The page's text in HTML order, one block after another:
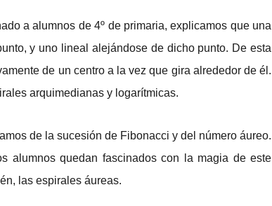
a alumnos de 4º de primaria, explicamos que una
y uno lineal alejándose de dicho punto. De esta
de un centro a la vez que gira alrededor de él.
arquimedianas y logarítmicas.
de la sucesión de Fibonacci y del número áureo.
alumnos quedan fascinados con la magia de este
las espirales áureas.